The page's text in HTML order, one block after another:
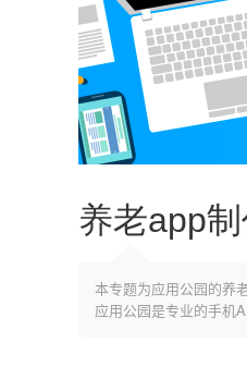
养老app
本专题为应用公园的养
应用公园是专业的手机